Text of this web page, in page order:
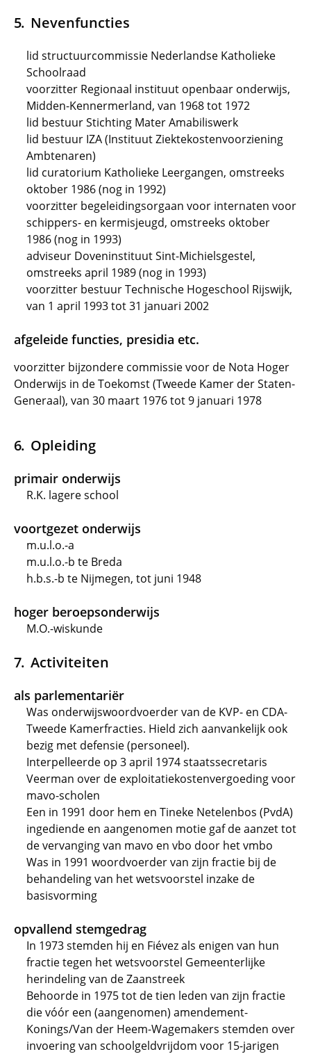
Nevenfuncties
lid structuurcommissie Nederlandse Katholieke
Schoolraad
voorzitter Regionaal instituut openbaar onderwijs,
Midden-Kennermerland, van 1968 tot 1972
lid bestuur Stichting Mater Amabiliswerk
lid bestuur IZA (Instituut Ziektekostenvoorziening
Ambtenaren)
lid curatorium Katholieke Leergangen, omstreeks
oktober 1986 (nog in 1992)
voorzitter begeleidingsorgaan voor internaten voor
schippers- en kermisjeugd, omstreeks oktober
1986 (nog in 1993)
adviseur Doveninstituut Sint-Michielsgestel,
omstreeks april 1989 (nog in 1993)
voorzitter bestuur Technische Hogeschool Rijswijk,
van 1 april 1993 tot 31 januari 2002
afgeleide functies, presidia etc.
voorzitter bijzondere commissie voor de Nota Hoger
Onderwijs in de Toekomst (Tweede Kamer der Staten-
Generaal), van 30 maart 1976 tot 9 januari 1978
Opleiding
primair onderwijs
R.K. lagere school
voortgezet onderwijs
m.u.l.o.-a
m.u.l.o.-b te Breda
h.b.s.-b te Nijmegen, tot juni 1948
hoger beroepsonderwijs
M.O.-wiskunde
Activiteiten
als parlementariër
Was onderwijswoordvoerder van de KVP- en CDA-
Tweede Kamerfracties. Hield zich aanvankelijk ook
bezig met defensie (personeel).
Interpelleerde op 3 april 1974 staatssecretaris
Veerman over de exploitatiekostenvergoeding voor
mavo-scholen
Een in 1991 door hem en Tineke Netelenbos (PvdA)
ingediende en aangenomen motie gaf de aanzet tot
de vervanging van mavo en vbo door het vmbo
Was in 1991 woordvoerder van zijn fractie bij de
behandeling van het wetsvoorstel inzake de
basisvorming
opvallend stemgedrag
In 1973 stemden hij en Fiévez als enigen van hun
fractie tegen het wetsvoorstel Gemeenterlijke
herindeling van de Zaanstreek
Behoorde in 1975 tot de tien leden van zijn fractie
die vóór een (aangenomen) amendement-
Konings/Van der Heem-Wagemakers stemden over
invoering van schoolgeldvrijdom voor 15-jarigen